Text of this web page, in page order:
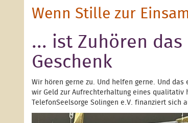
Wenn Stille zur
... ist Zuhören das
Geschenk
Wir hören gerne zu. Und helfen gerne. Und
wir Geld zur Aufrechterhaltung eines qualitativ
TelefonSeelsorge Solingen e.V. finanziert sich